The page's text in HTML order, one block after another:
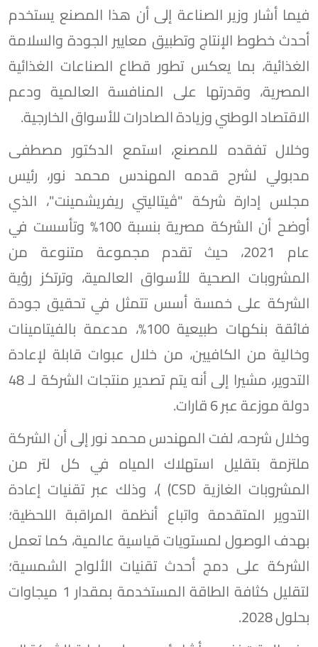
فيما أشار وزير الصناعة إلى أن هذا المصنع يستخدم
أحدث خطوط الإنتاج وتطبيق معايير الجودة والسلامة
الغذائية، بما يعكس تطور قطاع الصناعات الغذائية
المصرية، وقدرتها على المنافسة العالمية ودعم
الاقتصاد الوطني وزيادة الصادرات للأسواق الخارجية.
وخلال تفقده للمصنع، استمع الدكتور مصطفى
مدبولي لشرح قدمه المهندس محمد نور، رئيس
مجلس إدارة شركة "ڤيتاليتي ريفريشمينت"، الذي
أوضح أن الشركة مصرية بنسبة 100% وتأسست في
عام 2021، حيث تقدم مجموعة متنوعة من
المشروبات الصحية للأسواق العالمية، وترتكز رؤية
الشركة على خمسة أسس تتمثل في تحقيق جودة
فائقة بنكهات طبيعية 100%، مدعمة بالفيتامينات
وخالية من الكافيين، من خلال عبوات قابلة لإعادة
التدوير، مشيرا إلى أنه يتم تصدير منتجات الشركة لـ 48
دولة موزعة عبر 6 قارات.
وخلال شرحه، لفت المهندس محمد نور إلى أن الشركة
ملتزمة بتقليل استهلاك المياه في كل لتر من
المشروبات الغازية CSD) )، وذلك عبر تقنيات إعادة
التدوير المتقدمة واتباع أنظمة المراقبة اللحظية؛
بهدف الوصول لمستويات قياسية عالمية، كما تعمل
الشركة على دمج أحدث تقنيات الألواح الشمسية؛
لتقليل كثافة الطاقة المستخدمة بمقدار 1 ميجاوات
بحلول 2028.